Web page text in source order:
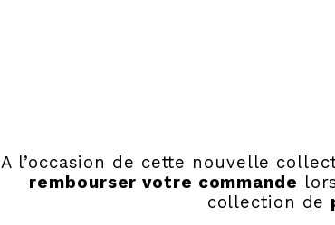
A l’occasion de cette nouvelle
rembourser votre commande
collection de